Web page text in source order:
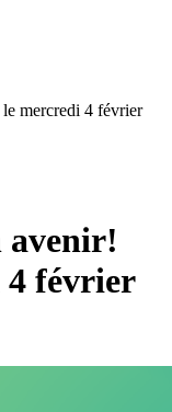
mercredi 4 février
avenir!
4 février